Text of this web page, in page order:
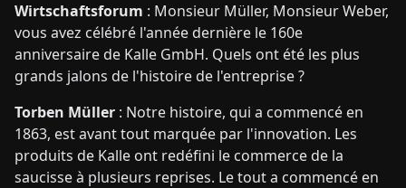
Wirtschaftsforum : Monsieur Müller, Monsieur Weber,
vous avez célébré l'année dernière le 160e
anniversaire de Kalle GmbH. Quels ont été les plus
grands jalons de l'histoire de l'entreprise ?
Torben Müller : Notre histoire, qui a commencé en
1863, est avant tout marquée par l'innovation. Les
produits de Kalle ont redéfini le commerce de la
saucisse à plusieurs reprises. Le tout a commencé en